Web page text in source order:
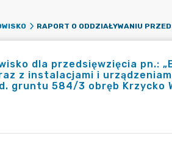
dla przedsięwzięcia pn.:
z instalacjami i
gruntu 584/3 obręb Krzycko